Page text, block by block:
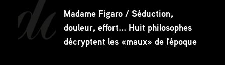
Madame Figaro / Séduction,
douleur, effort... Huit philosophes
décryptent les «maux» de l'époque